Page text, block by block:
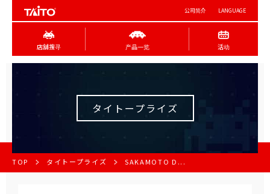
公司简介 LANGUAGE
店舖搜寻 产品一览 活动
タイトープライズ
TOP タイトープライズ SAKAMOTO D...